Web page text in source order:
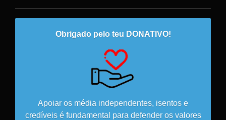
Obrigado pelo teu DONATIVO!
Apoiar os média independentes, isentos e
credíveis é fundamental para defender os valores